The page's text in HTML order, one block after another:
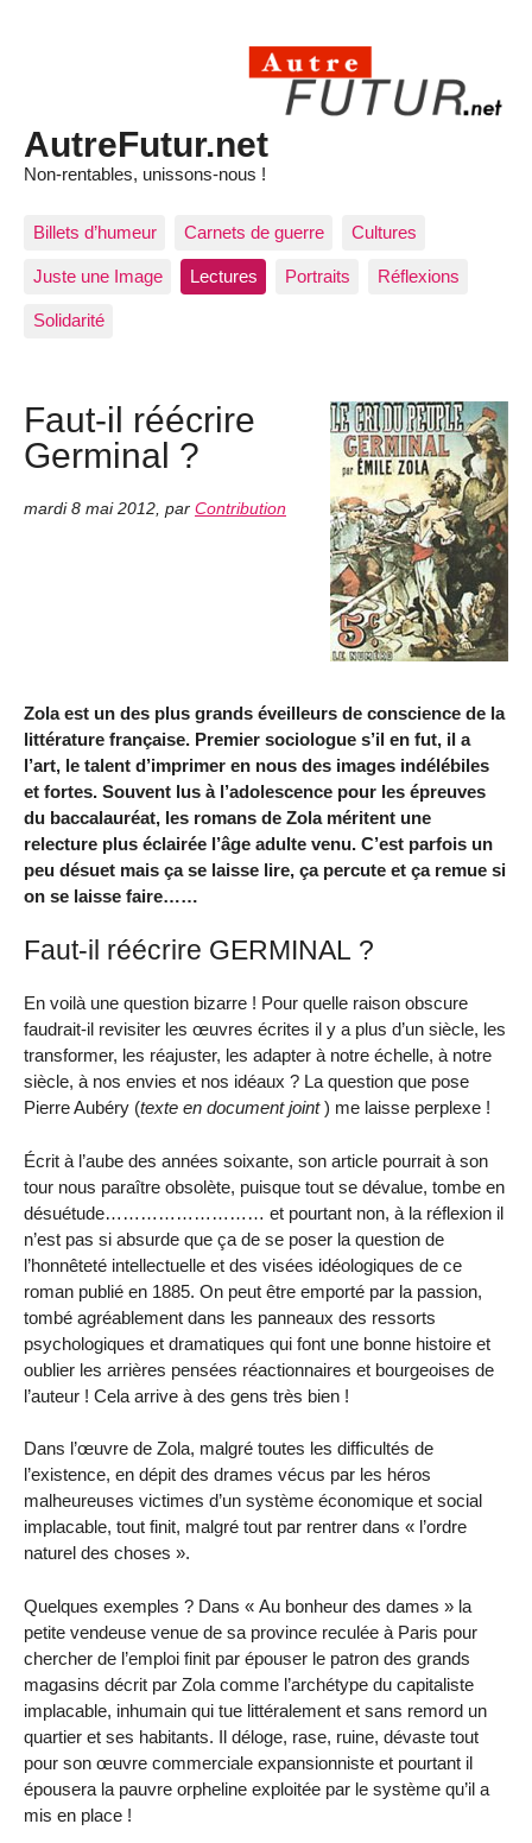
AutreFutur.net
Non-rentables, unissons-nous !
Billets d’humeur Carnets de guerre Cultures
Juste une Image Lectures Portraits Réflexions
Solidarité
Faut-il réécrire
Germinal ?
mardi 8 mai 2012 par Contribution
Zola est un des plus grands éveilleurs de conscience de la
littérature française. Premier sociologue s’il en fut, il a
l’art, le talent d’imprimer en nous des images indélébiles
et fortes. Souvent lus à l’adolescence pour les épreuves
du baccalauréat, les romans de Zola méritent une
relecture plus éclairée l’âge adulte venu. C’est parfois un
peu désuet mais ça se laisse lire, ça percute et ça remue si
on se laisse faire……
Faut-il réécrire GERMINAL ?
En voilà une question bizarre ! Pour quelle raison obscure
faudrait-il revisiter les œuvres écrites il y a plus d’un siècle, les
transformer, les réajuster, les adapter à notre échelle, à notre
siècle, à nos envies et nos idéaux ? La question que pose
Pierre Aubéry (texte en document joint) me laisse perplexe !
Écrit à l’aube des années soixante, son article pourrait à son
tour nous paraître obsolète, puisque tout se dévalue, tombe en
désuétude……………………… et pourtant non, à la réflexion il
n’est pas si absurde que ça de se poser la question de
l’honnêteté intellectuelle et des visées idéologiques de ce
roman publié en 1885. On peut être emporté par la passion,
tombé agréablement dans les panneaux des ressorts
psychologiques et dramatiques qui font une bonne histoire et
oublier les arrières pensées réactionnaires et bourgeoises de
l’auteur ! Cela arrive à des gens très bien !
Dans l’œuvre de Zola, malgré toutes les difficultés de
l’existence, en dépit des drames vécus par les héros
malheureuses victimes d’un système économique et social
implacable, tout finit, malgré tout par rentrer dans « l’ordre
naturel des choses ».
Quelques exemples ? Dans « Au bonheur des dames » la
petite vendeuse venue de sa province reculée à Paris pour
chercher de l’emploi finit par épouser le patron des grands
magasins décrit par Zola comme l’archétype du capitaliste
implacable, inhumain qui tue littéralement et sans remord un
quartier et ses habitants. Il déloge, rase, ruine, dévaste tout
pour son œuvre commerciale expansionniste et pourtant il
épousera la pauvre orpheline exploitée par le système qu’il a
mis en place !